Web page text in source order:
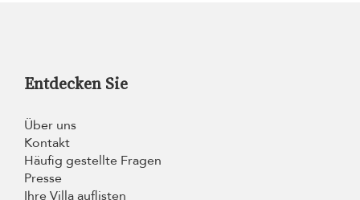
Entdecken Sie
Über uns
Kontakt
Häufig gestellte Fragen
Presse
Ihre Villa auflisten